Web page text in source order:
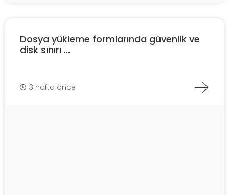
Dosya yükleme formlarında güvenlik ve
disk sınırı ...
3 hafta önce